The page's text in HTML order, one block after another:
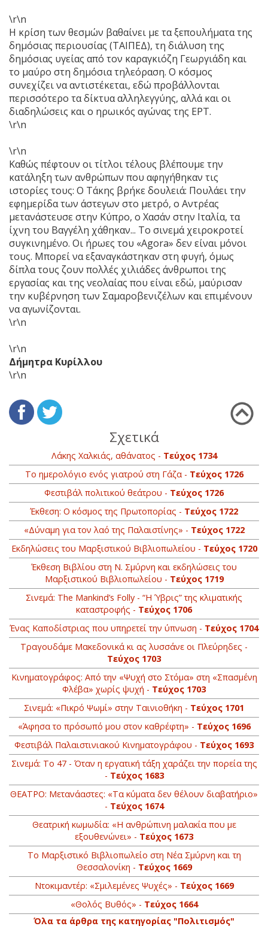
\r\n
Η κρίση των θεσμών βαθαίνει με τα ξεπουλήματα της
δημόσιας περιουσίας (ΤΑΙΠΕΔ), τη διάλυση της
δημόσιας υγείας από τον καραγκιόζη Γεωργιάδη και
το μαύρο στη δημόσια τηλεόραση. Ο κόσμος
συνεχίζει να αντιστέκεται, εδώ προβάλλονται
περισσότερο τα δίκτυα αλληλεγγύης, αλλά και οι
διαδηλώσεις και ο ηρωικός αγώνας της ΕΡΤ.
\r\n
\r\n
Καθώς πέφτουν οι τίτλοι τέλους βλέπουμε την
κατάληξη των ανθρώπων που αφηγήθηκαν τις
ιστορίες τους: Ο Τάκης βρήκε δουλειά: Πουλάει την
εφημερίδα των άστεγων στο μετρό, ο Αντρέας
μετανάστευσε στην Κύπρο, ο Χασάν στην Ιταλία, τα
ίχνη του Βαγγέλη χάθηκαν... Το σινεμά χειροκροτεί
συγκινημένο. Οι ήρωες του «Agora» δεν είναι μόνοι
τους. Μπορεί να εξαναγκάστηκαν στη φυγή, όμως
δίπλα τους ζουν πολλές χιλιάδες άνθρωποι της
εργασίας και της νεολαίας που είναι εδώ, μαύρισαν
την κυβέρνηση των Σαμαροβενιζέλων και επιμένουν
να αγωνίζονται.
\r\n
\r\n
Δήμητρα Κυρίλλου
\r\n
Σχετικά
Λάκης Χαλκιάς, αθάνατος - Τεύχος 1734
Το ημερολόγιο ενός γιατρού στη Γάζα - Τεύχος 1726
Φεστιβάλ πολιτικού θεάτρου - Τεύχος 1726
Έκθεση: Ο κόσμος της Πρωτοπορίας - Τεύχος 1722
«Δύναμη για τον λαό της Παλαιστίνης» - Τεύχος 1722
Εκδηλώσεις του Μαρξιστικού Βιβλιοπωλείου - Τεύχος 1720
Έκθεση Βιβλίου στη Ν. Σμύρνη και εκδηλώσεις του
Μαρξιστικού Βιβλιοπωλείου - Τεύχος 1719
Σινεμά: The Mankind’s Folly - “Η Ύβρις” της κλιματικής
καταστροφής - Τεύχος 1706
Ένας Καποδίστριας που υπηρετεί την ύπνωση - Τεύχος 1704
Τραγουδάμε Μακεδονικά κι ας λυσσάνε οι Πλεύρηδες -
Τεύχος 1703
Κινηματογράφος: Από την «Ψυχή στο Στόμα» στη «Σπασμένη
Φλέβα» χωρίς ψυχή - Τεύχος 1703
Σινεμά: «Πικρό Ψωμί» στην Ταινιοθήκη - Τεύχος 1701
«Άφησα το πρόσωπό μου στον καθρέφτη» - Τεύχος 1696
Φεστιβάλ Παλαιστινιακού Κινηματογράφου - Τεύχος 1693
Σινεμά: Το 47 - Όταν η εργατική τάξη χαράζει την πορεία της
- Τεύχος 1683
ΘΕΑΤΡΟ: Μετανάαστες: «Τα κύματα δεν θέλουν διαβατήριο»
- Τεύχος 1674
Θεατρική κωμωδία: «Η ανθρώπινη μαλακία που με
εξουθενώνει» - Τεύχος 1673
Το Μαρξιστικό Βιβλιοπωλείο στη Νέα Σμύρνη και τη
Θεσσαλονίκη - Τεύχος 1669
Ντοκιμαντέρ: «Σμιλεμένες Ψυχές» - Τεύχος 1669
«Θολός Βυθός» - Τεύχος 1664
Όλα τα άρθρα της κατηγορίας "Πολιτισμός"